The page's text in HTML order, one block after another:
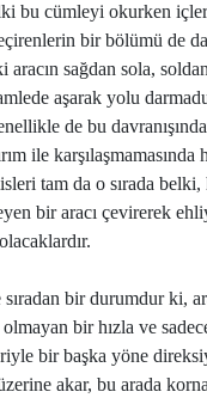
bu cümleyi okurken
bir bölümü de
aracın sağdan sola,
aşarak yolu
de bu
ile karşılaşmamasında
tam da o sırada
bir aracı çevirerek
bir durumdur ki,
bir hızla ve
bir başka yöne
akar, bu arada